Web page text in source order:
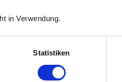
in Verwendung.
Statistiken
Nutzung von Quellwässern zur